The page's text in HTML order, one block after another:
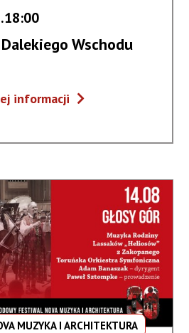
Wschodu
informacji
Fortepiany
Wschodu
MUZYKA I ARCHITEKTURA